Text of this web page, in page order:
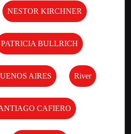
NESTOR KIRCHNER
PATRICIA BULLRICH
AIRES River
CAFIERO